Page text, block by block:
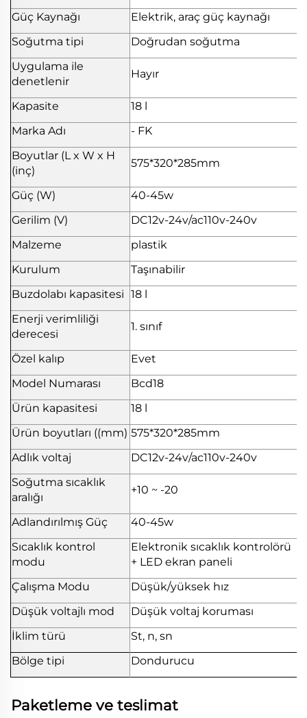
Güç Kaynağı
Elektrik, araç güç kaynağı
Soğutma tipi
Doğrudan soğutma
Uygulama ile
denetlenir
Hayır
Kapasite
18 l
Marka Adı
- FK
Boyutlar (L x W x H
(inç)
575*320*285mm
Güç (W)
40-45w
Gerilim (V)
DC12v-24v/ac110v-240v
Malzeme
plastik
Kurulum
Taşınabilir
Buzdolabı kapasitesi 18 l
Enerji verimliliği
derecesi
1. sınıf
Özel kalıp
Evet
Model Numarası
Bcd18
Ürün kapasitesi
18 l
Ürün boyutları ((mm) 575*320*285mm
Adlık voltaj
DC12v-24v/ac110v-240v
Soğutma sıcaklık
aralığı
+10 ~ -20
Adlandırılmış Güç
40-45w
Sıcaklık kontrol
modu
Elektronik sıcaklık kontrolörü
+ LED ekran paneli
Çalışma Modu
Düşük/yüksek hız
Düşük voltajlı mod
Düşük voltaj koruması
İklim türü
St, n, sn
Bölge tipi
Dondurucu
Paketleme ve teslimat